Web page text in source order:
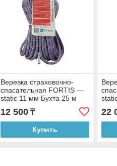
Веревка страховочно-
спасательная FORTIS —
static 11 мм Бухта 25 м
12 500₸
Купить
22